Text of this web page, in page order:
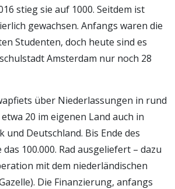
stieg sie auf 1000. Seitdem ist
gewachsen. Anfangs waren die
Studenten, doch heute sind es
Amsterdam nur noch 28
über Niederlassungen in rund
20 im eigenen Land auch in
und Deutschland. Bis Ende des
das 100.000. Rad ausgeliefert – dazu
mit dem niederländischen
Die Finanzierung, anfangs